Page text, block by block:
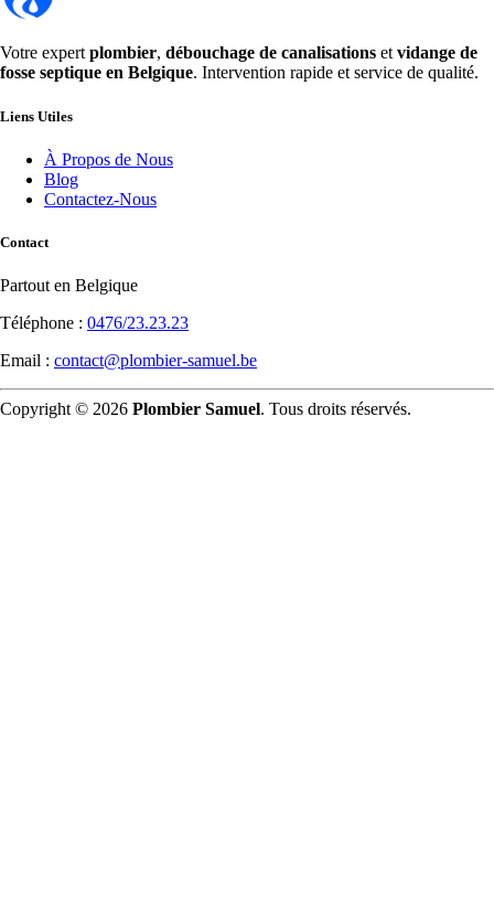
Votre expert plombier, débouchage de canalisations et vidange de
fosse septique en Belgique. Intervention rapide et service de qualité.
Liens Utiles
À Propos de Nous
Blog
Contactez-Nous
Contact
Partout en Belgique
Téléphone : 0476/23.23.23
Email : contact@plombier-samuel.be
Copyright © 2026 Plombier Samuel. Tous droits réservés.